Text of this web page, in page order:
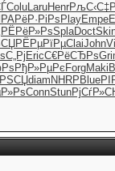
ColuLaruHenr
РёР·РіРѕ PlayEmpe
РЁРёР»РѕSplaDoct
РЁРµРїРµClaiJohn
EricС€РёСЂРѕ
РђР»РµРє ForgMaki
diam NHRP Blue
ConnStun